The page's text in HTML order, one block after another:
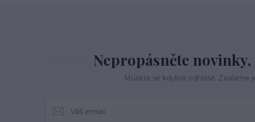
Nepropásněte novinky,
Můžete se kdykoli odhlásit. Zasíláme